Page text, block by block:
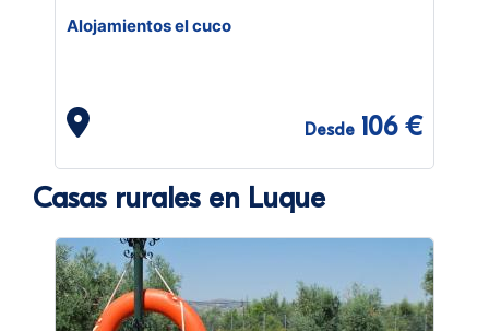
Alojamientos el cuco
Desde 106 €
Casas rurales en Luque